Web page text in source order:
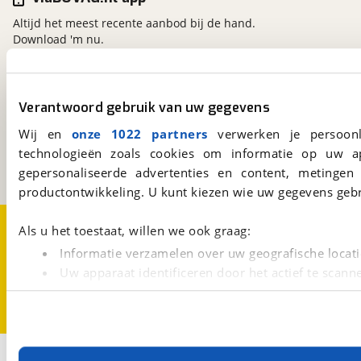
Verantwoord gebruik van uw gegevens
Wij en onze 1022 partners verwerken je
technologieën zoals cookies om informatie op
gepersonaliseerde advertenties en content,
productontwikkeling. U kunt kiezen wie uw gegevens
Als u het toestaat, willen we ook graag:
Informatie verzamelen over uw geografische
Uw apparaat identificeren door het actief te
Lees meer over hoe uw persoonlijke gegevens worden
Met cookies en vergelijkbare technieken zorgen we
viaBOVAG.nl
3981 AJ
Bunnik
Een initiatief van
BOVAG
Altijd het meest recente aanbod bij de hand.
Download 'm nu.
Over viaBOVAG.nl
Disclaimer- en Privacyverklaring
CookievoorkeurenVacatures